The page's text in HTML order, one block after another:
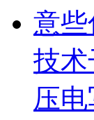
技
压